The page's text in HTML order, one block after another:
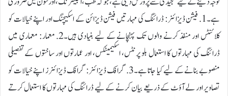
ہے۔1. فیشن ڈیزائنر: ڈرائنگ کی مہارتیں فیشن ڈیزائن کے اسکیچنگ اور اپنے خیالات کو
کلائنٹس اور منفذ کرنے والوں تک پہنچانے کے لیے بنیادی ہیں۔2. معمار: معماری میں
ڈرائنگ کی مہارتوں کا استعمال بلو پرنٹس، اسکیمیٹکس، اور عمارتوں اور ساختوں کے تفصیلی
منصوبے بنانے کے لیے کیا جاتا ہے۔3. گرافک ڈیزائنر: گرافک ڈیزائنرز اپنے خیالات کو
تصاویر اور لے آؤٹ کے ذریعے بیان کرنے کے لیے ڈرائنگ کی مہارتوں کا استعمال کرتے